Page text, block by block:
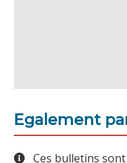
Egalement
Ces bulletins sont